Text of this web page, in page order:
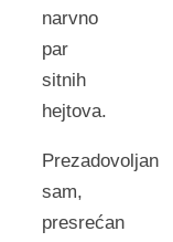
narvno
par
sitnih
hejtova.
Prezadovoljan
sam,
presrećan